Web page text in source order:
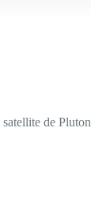
de Pluton